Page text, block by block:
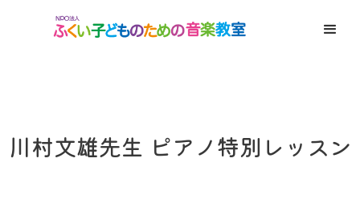
川村文雄先生 ピアノ特別レッスン